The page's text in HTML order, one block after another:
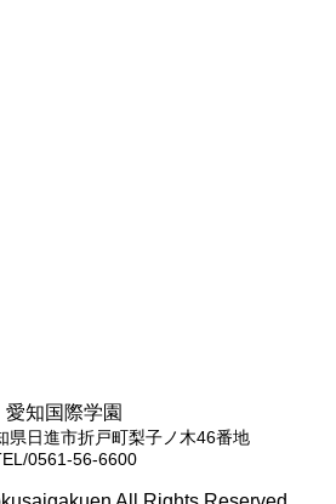
愛知国際学園
県日進市折戸町梨子ノ木46番地
0561-56-6600